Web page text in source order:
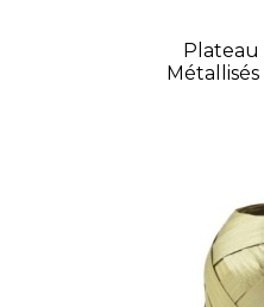
Plateau